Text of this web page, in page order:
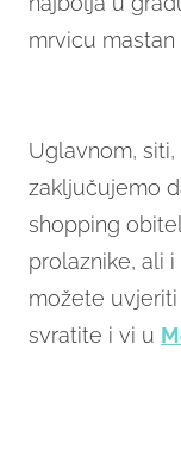
mrvicu
Uglavnom,
zaključujemo
shopping
prolaznike, ali
možete
svratite i vi u